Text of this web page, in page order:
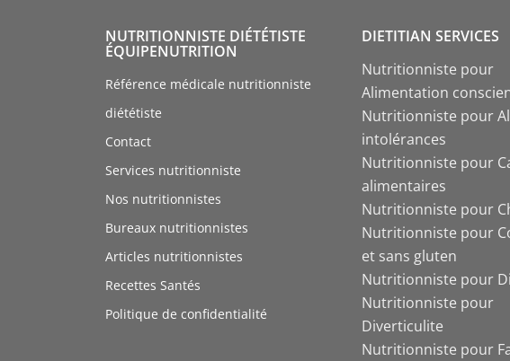
NUTRITIONNISTE DIÉTÉTISTE
ÉQUIPENUTRITION
Référence médicale nutritionniste
diététiste
Contact
Services nutritionniste
Nos nutritionnistes
Bureaux nutritionnistes
Articles nutritionnistes
Recettes Santés
Politique de confidentialité
DIETITIAN SERVICES
Nutritionniste pour
Alimentation
Nutritionniste pour
intolérances
Nutritionniste pour
alimentaires
Nutritionniste pour
Nutritionniste pour
et sans gluten
Nutritionniste pour
Nutritionniste pour
Diverticulite
Nutritionniste pour